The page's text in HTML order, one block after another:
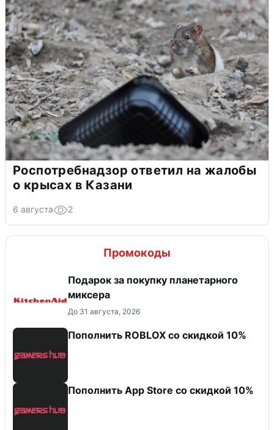
Роспотребнадзор ответил на жалобы
о крысах в Казани
6 августа 2
Промокоды
Подарок за покупку планетарного
миксера
До 31 августа, 2026
Пополнить ROBLOX со скидкой 10%
Пополнить App Store со скидкой 10%